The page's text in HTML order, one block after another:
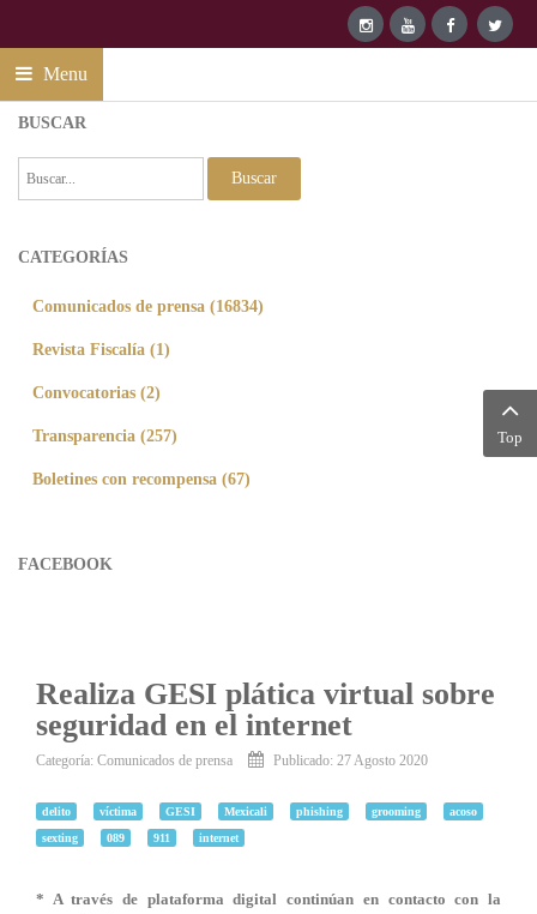
Menu
BUSCAR
Buscar
CATEGORÍAS
Comunicados de prensa (16834)
Revista Fiscalía (1)
Convocatorias (2)
Transparencia (257)
Boletines con recompensa (67)
FACEBOOK
Realiza GESI plática virtual sobre
seguridad en el internet
Categoría: Comunicados de prensa Publicado: 27 Agosto 2020
delito víctima GESI Mexicali phishing grooming
acoso
sexting
089 911 internet
* A través de plataforma digital continúan en contacto con la
Top